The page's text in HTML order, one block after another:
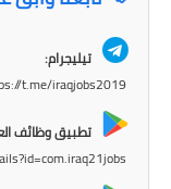
تيليجرام:
t.me/iraqjobs2019
تطبيق وظائف